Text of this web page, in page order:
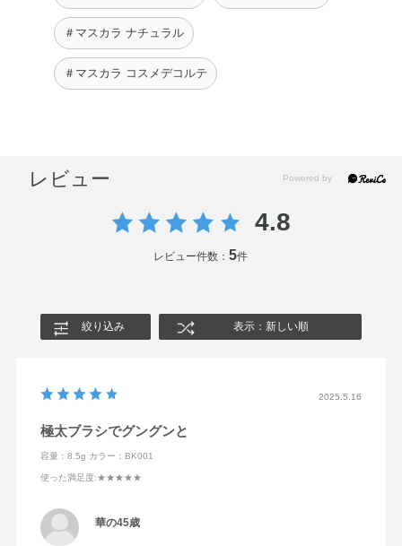
＃マスカラ ナチュラル
＃マスカラ コスメデコルテ
レビュー
4.8
レビュー件数：5件
絞り込み 表示：新しい順
2025.5.16
極太ブラシでグングンと
容量：8.5g カラー：BK001
使った満足度:★★★★★
華の45歳